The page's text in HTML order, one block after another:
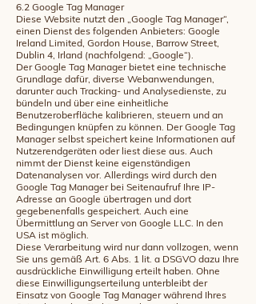
6.2 Google Tag Manager
Diese Website nutzt den „Google Tag Manager“,
einen Dienst des folgenden Anbieters: Google
Ireland Limited, Gordon House, Barrow Street,
Dublin 4, Irland (nachfolgend: „Google“).
Der Google Tag Manager bietet eine technische
Grundlage dafür, diverse Webanwendungen,
darunter auch Tracking- und Analysedienste, zu
bündeln und über eine einheitliche
Benutzeroberfläche kalibrieren, steuern und an
Bedingungen knüpfen zu können. Der Google Tag
Manager selbst speichert keine Informationen auf
Nutzerendgeräten oder liest diese aus. Auch
nimmt der Dienst keine eigenständigen
Datenanalysen vor. Allerdings wird durch den
Google Tag Manager bei Seitenaufruf Ihre IP-
Adresse an Google übertragen und dort
gegebenenfalls gespeichert. Auch eine
Übermittlung an Server von Google LLC. In den
USA ist möglich.
Diese Verarbeitung wird nur dann vollzogen, wenn
Sie uns gemäß Art. 6 Abs. 1 lit. a DSGVO dazu Ihre
ausdrückliche Einwilligung erteilt haben. Ohne
diese Einwilligungserteilung unterbleibt der
Einsatz von Google Tag Manager während Ihres